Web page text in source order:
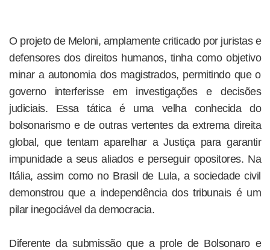
O projeto de Meloni, amplamente criticado por juristas e
defensores dos direitos humanos, tinha como objetivo
minar a autonomia dos magistrados, permitindo que o
governo interferisse em investigações e decisões
judiciais. Essa tática é uma velha conhecida do
bolsonarismo e de outras vertentes da extrema direita
global, que tentam aparelhar a Justiça para garantir
impunidade a seus aliados e perseguir opositores. Na
Itália, assim como no Brasil de Lula, a sociedade civil
demonstrou que a independência dos tribunais é um
pilar inegociável da democracia.
Diferente da submissão que a prole de Bolsonaro e